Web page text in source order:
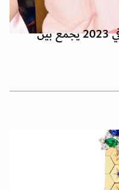
صندوق مجوهرات هيفاء وهبي في 2023 يجمع بين